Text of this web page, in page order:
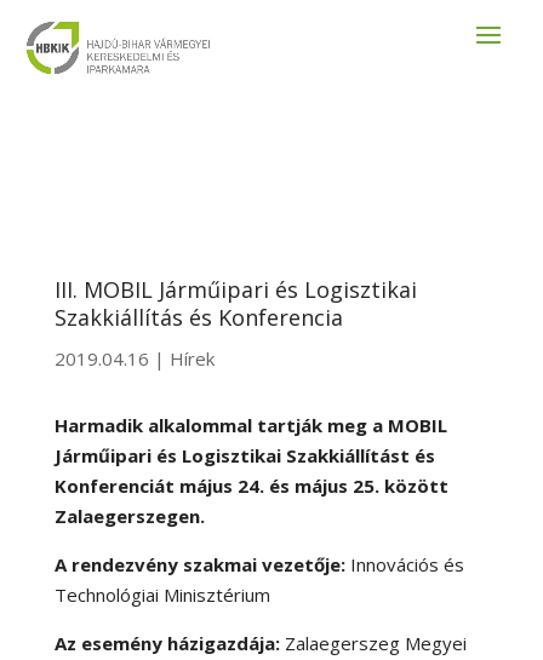
III. MOBIL Járműipari és Logisztikai
Szakkiállítás és Konferencia
2019.04.16 | Hírek
Harmadik alkalommal tartják meg a MOBIL
Járműipari és Logisztikai Szakkiállítást és
Konferenciát május 24. és május 25. között
Zalaegerszegen.
A rendezvény szakmai vezetője:Innovációs és
Technológiai Minisztérium
Az esemény házigazdája:Zalaegerszeg Megyei